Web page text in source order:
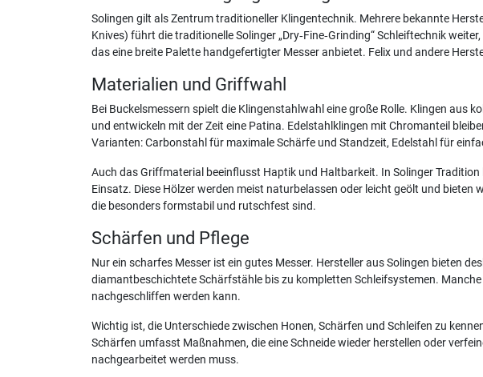
Solingen gilt als Zentrum traditioneller Klingentechnik. Mehrere bekannte
Knives) führt die traditionelle Solinger „Dry‑Fine‑Grinding“ Schleiftechnik
das eine breite Palette handgefertigter Messer anbietet. Felix und andere
Materialien und Griffwahl
Bei Buckelsmessern spielt die Klingenstahlwahl eine große Rolle. Klingen
und entwickeln mit der Zeit eine Patina. Edelstahlklingen mit Chromanteil
Varianten: Carbonstahl für maximale Schärfe und Standzeit, Edelstahl für
Auch das Griffmaterial beeinflusst Haptik und Haltbarkeit. In Solinger
Einsatz. Diese Hölzer werden meist naturbelassen oder leicht geölt und
die besonders formstabil und rutschfest sind.
Schärfen und Pflege
Nur ein scharfes Messer ist ein gutes Messer. Hersteller aus Solingen bieten
diamantbeschichtete Schärfstähle bis zu kompletten Schleifsystemen.
nachgeschliffen werden kann.
Wichtig ist, die Unterschiede zwischen Honen, Schärfen und Schleifen zu
Schärfen umfasst Maßnahmen, die eine Schneide wieder herstellen oder
nachgearbeitet werden muss.